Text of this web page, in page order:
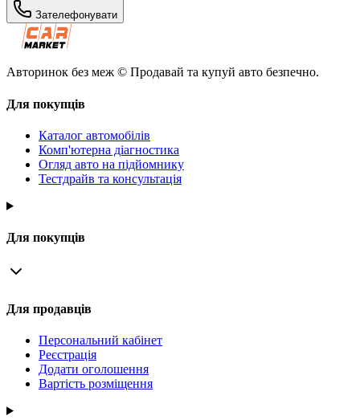
Зателефонувати
Авторинок без меж © Продавай та купуй авто безпечно.
Для покупців
Каталог автомобілів
Комп'ютерна діагностика
Огляд авто на підйомнику
Тестдрайв та консультація
Для покупців
Для продавців
Персональний кабінет
Реєстрація
Додати оголошення
Вартість розміщення